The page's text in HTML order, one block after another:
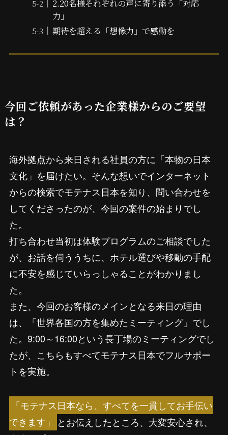
2.20名様それぞれの声に寄り添う「対応
力」
期待を超える「想像力」で感動を
今回ご依頼があった企業様からのご要望
は？
海外拠点から来日される社員の方に「本物の日本
文化」を届けたい。そんな想いでインターネット
からの検索でモテナス日本を知り、問い合わせを
してくださったのが、今回の案件の始まりでし
た。
打ち合わせ当初は体験プログラムのご相談でした
が、お話を伺ううちに、ホテル選びや移動の手配
に不安を感じていらっしゃることがわかりまし
た。
また、今回のお客様のメインとなる来日の理由
は、「世界各国の方を集めたミーティング」でし
た。9:00～16:00という長丁場のミーティングでし
たが、こちらもすべてモテナス日本でフルサポー
トを実施。
「モテナス日本なら、すべてを一貫してお手伝い
できます」
とお伝えしたところ、大変安心され、